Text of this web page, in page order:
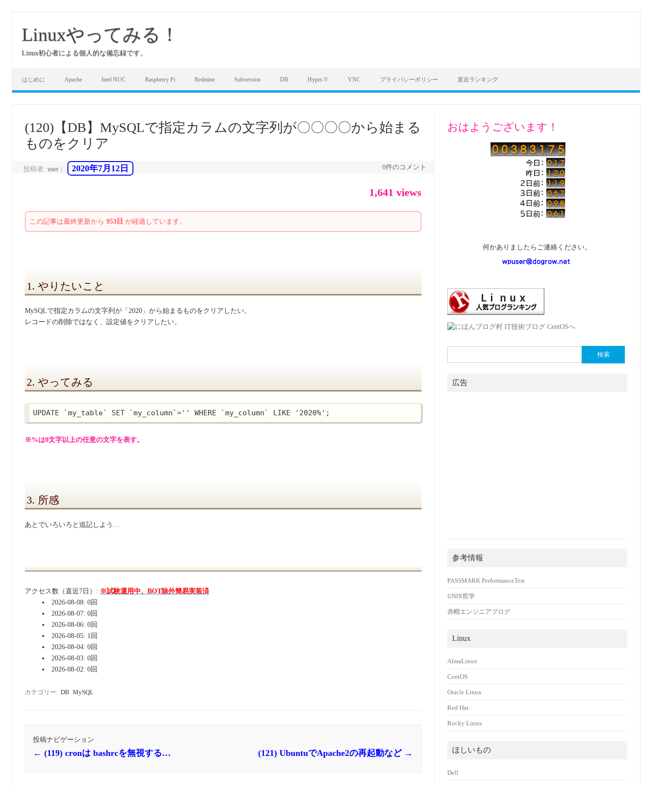
Linuxやってみる！
Linux初心者による個人的な備忘録です。
はじめに Apache Intel NUC Raspberry Pi Redmine Subversion DB Hyper-V VNC プライバシーポリシー 直近ランキング
(120)【DB】MySQLで指定カラムの文字列が〇〇〇〇から始まる
ものをクリア
投稿者: user 2020年7月12日 0件のコメント
1,641 views
この記事は最終更新から 953日 が経過しています。
1. やりたいこと
MySQLで指定カラムの文字列が「2020」から始まるものをクリアしたい。
レコードの削除ではなく、設定値をクリアしたい。
2. やってみる
※%は0文字以上の任意の文字を表す。
3. 所感
あとでいろいろと追記しよう…
アクセス数（直近7日）: ※試験運用中、BOT除外簡易実装済
2026-08-08: 0回
2026-08-07: 0回
2026-08-06: 0回
2026-08-05: 1回
2026-08-04: 0回
2026-08-03: 0回
2026-08-02: 0回
カテゴリー: DB MySQL
投稿ナビゲーション
← (119) cronは bashrcを無視する… (121) UbuntuでApache2の再起動など →
おはようございます！
何かありましたらご連絡ください。
索:
広告
参考情報
PASSMARK PerformanceTest
UNIX哲学
赤帽エンジニアブログ
Linux
AlmaLinux
CentOS
Oracle Linux
Red Hat
Rocky Linux
ほしいもの
Dell